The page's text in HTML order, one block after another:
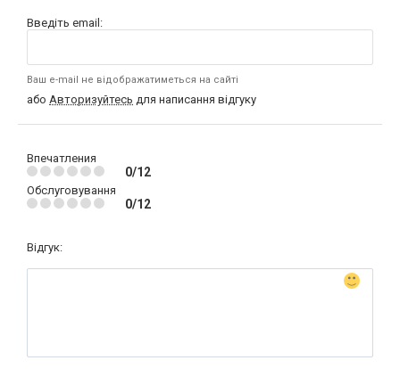
Введіть email:
Ваш e-mail не відображатиметься на сайті
або Авторизуйтесь для написання відгуку
Впечатления
0/12
Обслуговування
0/12
Відгук: